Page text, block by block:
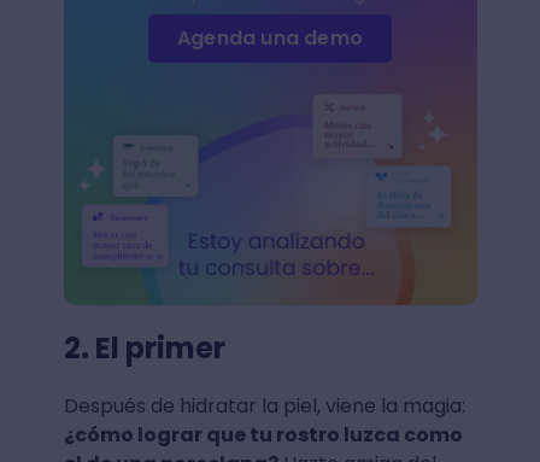
Agenda una demo
2. El primer
Después de hidratar la piel, viene la magia:
¿cómo lograr que tu rostro luzca como